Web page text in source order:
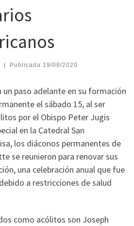
| Publicada 19/08/2020
un paso adelante en su formación
el sábado 15, al ser
por el Obispo Peter Jugis
en la Catedral San
los diáconos permanentes de
se reunieron para renovar sus
una celebración anual que fue
a restricciones de salud
como acólitos son Joseph